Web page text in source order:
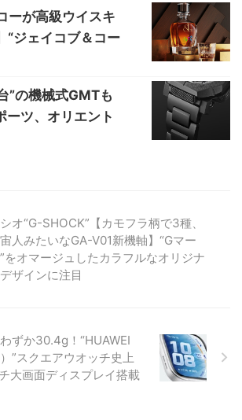
ーが高級ウイスキ
“ジェイコブ＆コー
”の機械式GMTも
ーツ、オリエント
オ“G-SHOCK”【カモフラ柄で3種、
人みたいなGA-V01新機軸】“Gマー
をオマージュしたカラフルなオリジナ
ザインに注目
ずか30.4g！“HUAWEI
”スクエアウオッチ史上
大画面ディスプレイ搭載